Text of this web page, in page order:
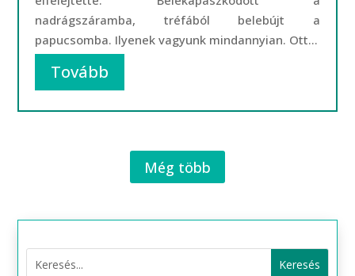
nadrágszáramba, tréfából belebújt a
papucsomba. Ilyenek vagyunk mindannyian. Ott...
Tovább
Még több